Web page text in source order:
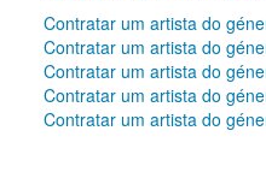
Contratar um artista do
Contratar um artista do
Contratar um artista do
Contratar um artista do
Contratar um artista do